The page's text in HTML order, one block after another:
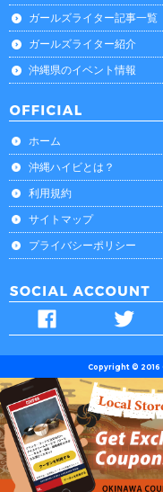
ガールズライター記事一覧
ガールズライター紹介
沖縄県のイベント情報
ホーム
沖縄ハイビとは？
利用規約
サイトマップ
プライバシーポリシー
Copyright © 2016